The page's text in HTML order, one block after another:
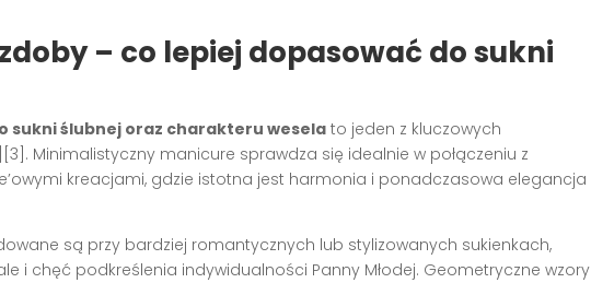
– co lepiej dopasować do sukni
sukni ślubnej oraz charakteru wesela to jeden z kluczowych
Minimalistyczny manicure sprawdza się idealnie w połączeniu z
kreacjami, gdzie istotna jest harmonia i ponadczasowa elegancja
są przy bardziej romantycznych lub stylizowanych sukienkach,
i chęć podkreślenia indywidualności Panny Młodej. Geometryczne wzory